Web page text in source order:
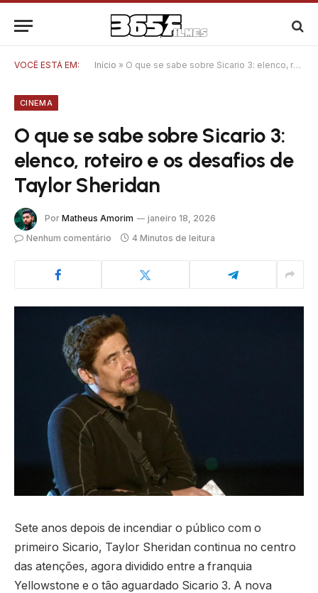
VOCÊ ESTÁ EM: Início » O que se sabe sobre Sicario 3: elenco, roteiro e os desafios de Taylor Sheridan
CINEMA
O que se sabe sobre Sicario 3:
elenco, roteiro e os desafios de
Taylor Sheridan
Por Matheus Amorim
janeiro 18, 2026
Nenhum comentário
4 Minutos de leitura
Sete anos depois de incendiar o público com o
primeiro Sicario, Taylor Sheridan continua no centro
das atenções, agora dividido entre a franquia
Yellowstone e o tão aguardado Sicario 3. A nova